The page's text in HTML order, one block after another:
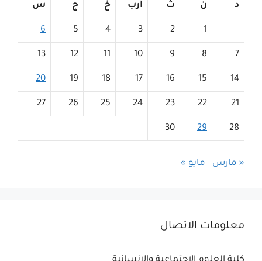
د
ن ث أرب خ ج س
1
2
3
4
5
6
7
8
9
10
11
12
13
14
15
16
17
18
19
20
21
22
23
24
25
26
27
28
29
30
« مارس مايو »
معلومات الاتصال